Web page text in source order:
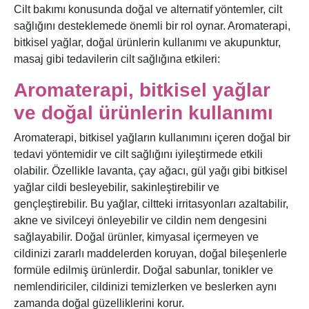
Cilt bakımı konusunda doğal ve alternatif yöntemler, cilt
sağlığını desteklemede önemli bir rol oynar. Aromaterapi,
bitkisel yağlar, doğal ürünlerin kullanımı ve akupunktur,
masaj gibi tedavilerin cilt sağlığına etkileri:
Aromaterapi, bitkisel yağlar
ve doğal ürünlerin kullanımı
Aromaterapi, bitkisel yağların kullanımını içeren doğal bir
tedavi yöntemidir ve cilt sağlığını iyileştirmede etkili
olabilir. Özellikle lavanta, çay ağacı, gül yağı gibi bitkisel
yağlar cildi besleyebilir, sakinleştirebilir ve
gençleştirebilir. Bu yağlar, ciltteki irritasyonları azaltabilir,
akne ve sivilceyi önleyebilir ve cildin nem dengesini
sağlayabilir. Doğal ürünler, kimyasal içermeyen ve
cildinizi zararlı maddelerden koruyan, doğal bileşenlerle
formüle edilmiş ürünlerdir. Doğal sabunlar, tonikler ve
nemlendiriciler, cildinizi temizlerken ve beslerken aynı
zamanda doğal güzelliklerini korur.